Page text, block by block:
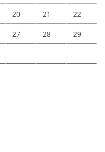
20 21 22
27 28 29